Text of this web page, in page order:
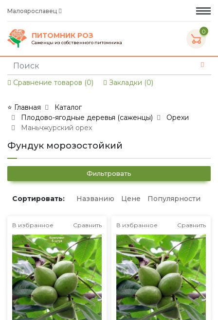
Малоярославец
ПИТОМНИК РОЗ
Саженцы из собственного питомника
0
Сравнение товаров (0) Закладки (0)
⭐ Главная
Каталог
Плодово-ягодные деревья (саженцы)
Орехи
Маньчжурский орех
Фундук морозостойкий
Фильтровать
Сортировать: Названию Цене Популярности
В избранное Сравнить В избранное Сравнить